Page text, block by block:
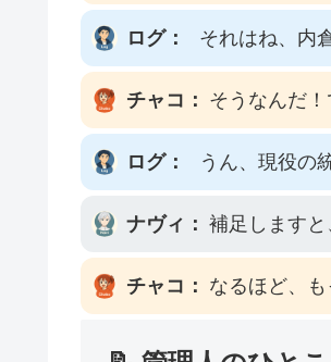
ログ： それはね、内
チャコ： そうなんだ
ログ： うん、現役の
ナヴィ： 補足します
チャコ： なるほど、